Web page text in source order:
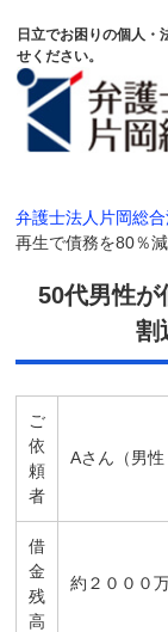
日立でお困りの個人・
せください。
弁護士法人片岡総
再生で債務を80％
50代男性が
割
ご
依
頼
者
Aさん（男性
借
金
残
高
約２０００